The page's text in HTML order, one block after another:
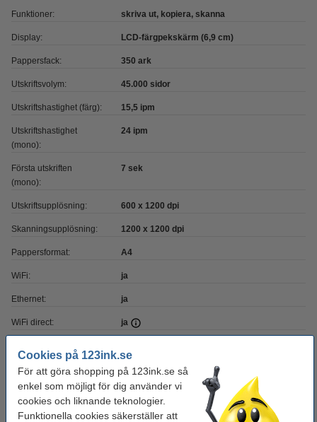
Cookies på 123ink.se
För att göra shopping på 123ink.se så
enkel som möjligt för dig använder vi
cookies och liknande teknologier.
Funktionella cookies säkerställer att
Funktioner: skriva ut, kopiera, skanna
Display: LCD-färgpekskärm (6,9 cm)
Pappersfack: 350 ark
Utskriftsvolym: 45.000 sidor
Utskriftshastighet (färg): 15,5 ipm
Utskriftshastighet
(mono):
24 ipm
Första utskriften
(mono):
7 sek
Utskriftsupplösning: 600 x 1200 dpi
Skanningsupplösning: 1200 x 1200 dpi
Pappersformat: A4
WiFi: ja
Ethernet: ja
WiFi direct: ja
ADF: ja (50 ark)
Duplex: ja (skriva ut)
Mobilutskrift: ja (AirPrint, Mopria, utskriftsapp)